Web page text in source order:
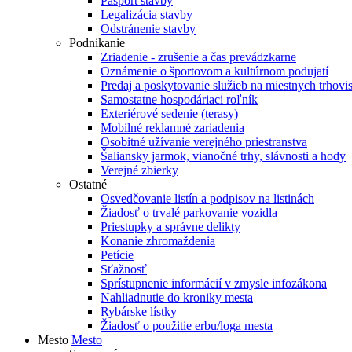
Legalizácia stavby
Odstránenie stavby
Podnikanie
Zriadenie - zrušenie a čas prevádzkarne
Oznámenie o športovom a kultúrnom podujatí
Predaj a poskytovanie služieb na miestnych
Samostatne hospodáriaci roľník
Exteriérové sedenie (terasy)
Mobilné reklamné zariadenia
Osobitné užívanie verejného priestranstva
Šaliansky jarmok, vianočné trhy, slávnosti a hody
Verejné zbierky
Ostatné
Osvedčovanie listín a podpisov na listinách
Žiadosť o trvalé parkovanie vozidla
Priestupky a správne delikty
Konanie zhromaždenia
Petície
Sťažnosť
Sprístupnenie informácií v zmysle infozákona
Nahliadnutie do kroniky mesta
Rybárske lístky
Žiadosť o použitie erbu/loga mesta
Mesto Mesto